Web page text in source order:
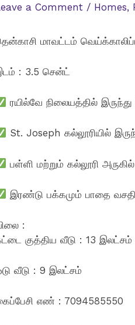
a Comment / Homes,
மாவட்டம்
: 3.5 சென்ட்
ரயில்வே நிலையத்தில்
St. Joseph கல்லூரியில்
பள்ளி மற்றும் கல்லூரி
இரண்டு பக்கமும் பாதை
:
குத்திய வீடு : 13 இலட்சம்
வீடு : 9 இலட்சம்
எண் : 7094585550